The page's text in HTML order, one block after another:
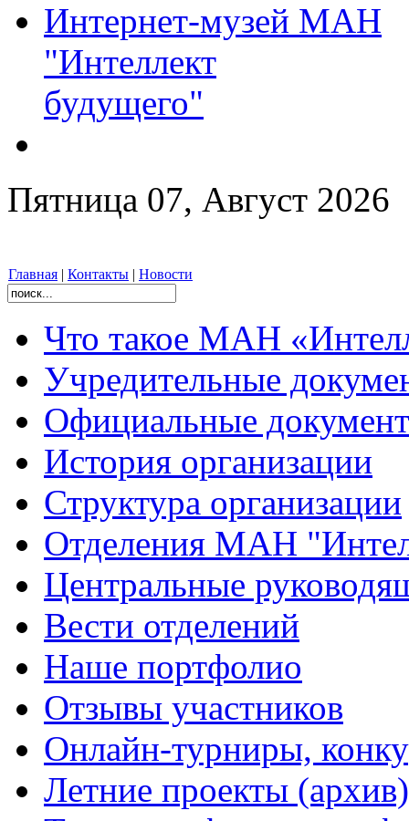
Интернет-музей МАН
"Интеллект
будущего"
Пятница 07, Август 2026
Главная | Контакты | Новости
Что такое МАН
Учредительные
Официальные
История организации
Структура организации
Отделения МАН
Центральные
Вести отделений
Наше портфолио
Отзывы участников
Онлайн-турниры,
Летние проекты (архив)